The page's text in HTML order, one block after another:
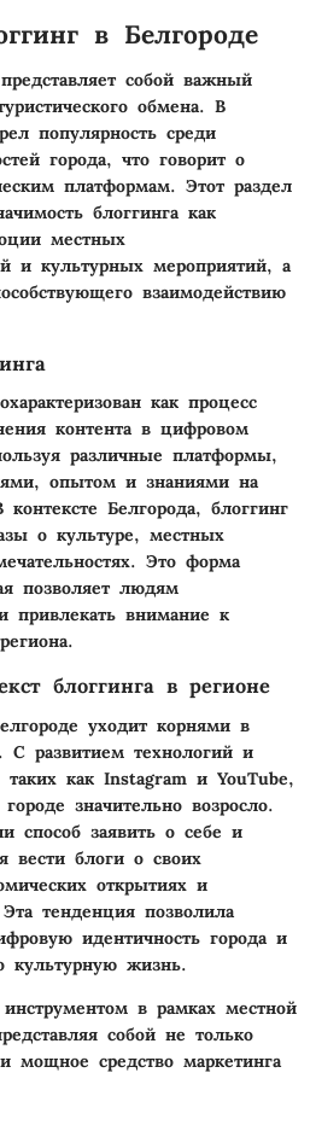
в Белгороде
собой важный
обмена. В
популярность среди
города, что говорит о
платформам. Этот раздел
блоггинга как
местных
и культурных мероприятий, а
взаимодействию
как процесс
контента в цифровом
различные платформы,
опытом и знаниями на
Белгорода, блоггинг
о культуре, местных
Это форма
позволяет людям
привлекать внимание к
блоггинга в регионе
уходит корнями в
С развитием технологий и
как Instagram и YouTube,
значительно возросло.
способ заявить о себе и
вести блоги о своих
открытиях и
тенденция позволила
идентичность города и
культурную жизнь.
в рамках местной
собой не только
средство маркетинга